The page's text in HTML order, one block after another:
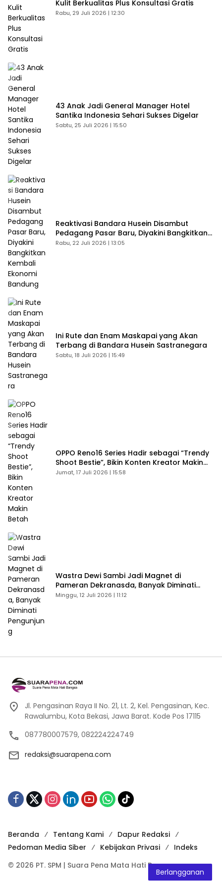
Kulit Berkualitas Plus Konsultasi Gratis
Rabu, 29 Juli 2026 | 12:30
43 Anak Jadi General Manager Hotel
Santika Indonesia Sehari Sukses Digelar
Sabtu, 25 Juli 2026 | 15:50
Reaktivasi Bandara Husein Disambut
Pedagang Pasar Baru, Diyakini Bangkitkan
Kembali Ekonomi Bandung
Rabu, 22 Juli 2026 | 13:05
Ini Rute dan Enam Maskapai yang Akan
Terbang di Bandara Husein Sastranegara
Sabtu, 18 Juli 2026 | 15:49
OPPO Reno16 Series Hadir sebagai “Trendy
Shoot Bestie”, Bikin Konten Kreator Makin
Betah
Jumat, 17 Juli 2026 | 15:58
Wastra Dewi Sambi Jadi Magnet di
Pameran Dekranasda, Banyak Diminati
Pengunjung
Minggu, 12 Juli 2026 | 11:12
Jl. Pengasinan Raya II No. 21, Lt. 2, Kel. Pengasinan, Kec.
Rawalumbu, Kota Bekasi, Jawa Barat. Kode Pos 17115
087780007579, 082224224749
redaksi@suarapena.com
Beranda Tentang Kami
Dapur Redaksi
Pedoman Media Siber
Kebijakan Privasi
Indeks
© 2026 PT. SPM | Suara Pena Mata Hati Bangsa
Berlangganan